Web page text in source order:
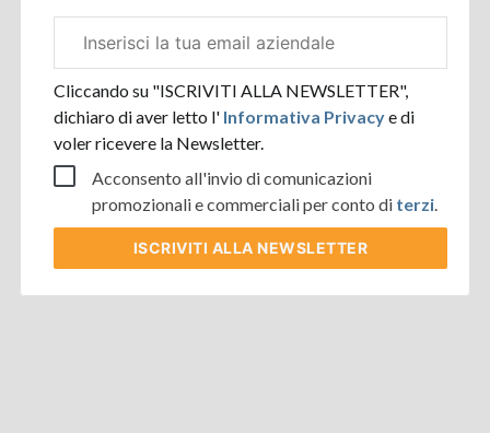
aziendale
Cliccando su "ISCRIVITI ALLA NEWSLETTER",
dichiaro di aver letto l' Informativa Privacye di
voler ricevere la Newsletter.
Acconsento all'invio di comunicazioni
promozionali e commerciali per conto di terzi.
ISCRIVITI ALLA NEWSLETTER